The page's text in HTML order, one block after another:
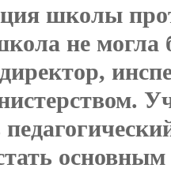
школы
не могла